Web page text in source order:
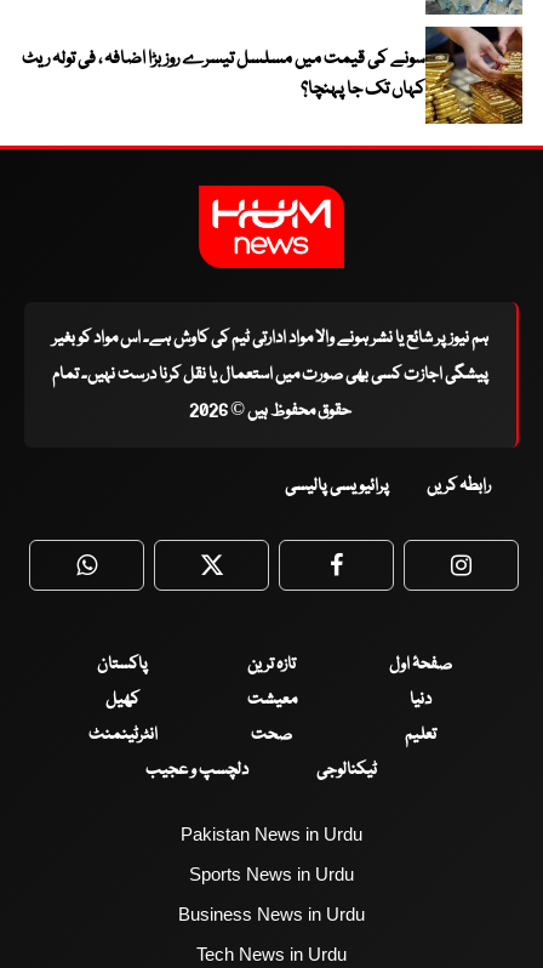
سونے کی قیمت میں مسلسل تیسرے روز بڑا اضافہ ، فی تولہ ریٹ
کہاں تک جا پہنچا؟
ہم نیوز پر شائع یا نشر ہونے والا مواد ادارتی ٹیم کی کاوش ہے۔ اس مواد کو بغیر
پیشگی اجازت کسی بھی صورت میں استعمال یا نقل کرنا درست نہیں۔ تمام
حقوق محفوظ ہیں © 2026
رابطہ کریں پرائیویسی پالیسی
WhatsApp Twitter Facebook
صفحۂ اول تازہ ترین
پاکستان
دنیا
معیشت
کھیل
تعلیم
صحت
انٹرٹینمنٹ
ٹیکنالوجی
دلچسپ و عجیب
Pakistan News in Urdu
Sports News in Urdu
Business News in Urdu
Tech News in Urdu